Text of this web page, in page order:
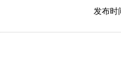
发布时